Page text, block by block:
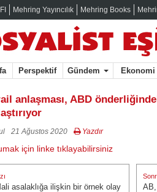
Mehring Yayıncılık Mehring Books
Perspektif Gündem Ekonomi
anlaşması, ABD
21 Ağustos 2020 Yazdır
için linke tıklayabilirsiniz
asalaklığa ilişkin bir örnek olay